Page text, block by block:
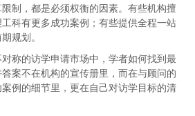
制，都是必须权衡的因素。有些机构擅
科有更多成功案例；有些提供全程一站
规划。
称的访学申请市场中，学者如何找到最
案不在机构的宣传册里，而在与顾问的
例的细节里，更在自己对访学目标的清